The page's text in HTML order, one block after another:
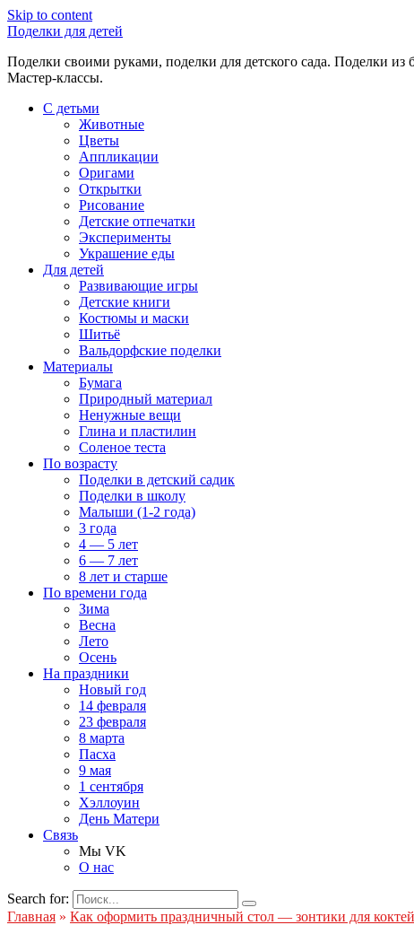
Skip to content
Поделки для детей
Поделки своими руками, поделки для детского сада. Поделки
Мастер-классы.
С детьми
Животные
Цветы
Аппликации
Оригами
Открытки
Рисование
Детские отпечатки
Эксперименты
Украшение еды
Для детей
Развивающие игры
Детские книги
Костюмы и маски
Шитьё
Вальдорфские поделки
Материалы
Бумага
Природный материал
Ненужные вещи
Глина и пластилин
Соленое теста
По возрасту
Поделки в детский садик
Поделки в школу
Малыши (1-2 года)
3 года
4 — 5 лет
6 — 7 лет
8 лет и старше
По времени года
Зима
Весна
Лето
Осень
На праздники
Новый год
14 февраля
23 февраля
8 марта
Пасха
9 мая
1 сентября
Хэллоуин
День Матери
Связь
Мы VK
О нас
Search for:
Главная » Как оформить праздничный стол — зонтики для